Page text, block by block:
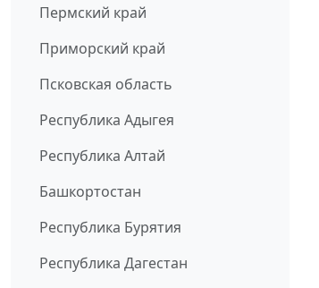
Пермский край
Приморский край
Псковская область
Республика Адыгея
Республика Алтай
Башкортостан
Республика Бурятия
Республика Дагестан